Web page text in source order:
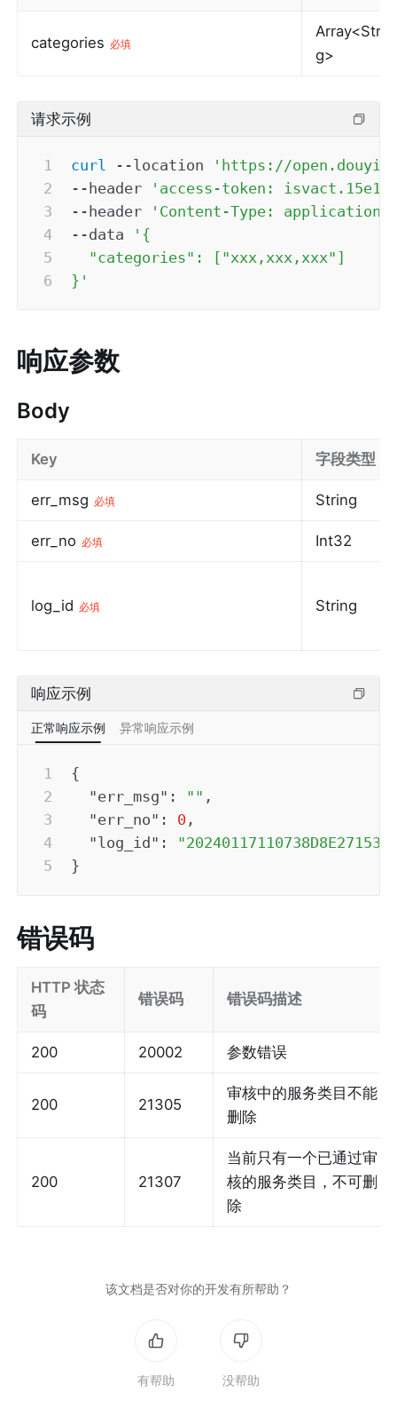
categories 必填
Array<Strin
g>
请求示例
curl --location
'https://
--header
'access-token:
--header
'Content-Type:
--data
'{
  "categories": ["xxx,xxx,xxx"]
}'
响应参数
Body
Key 字段类型
err_msg 必填 String
err_no 必填 Int32
log_id 必填 String
响应示例
正常响应示例 异常响应示例
{
"err_msg" : "" ,
"err_no" : 0 ,
"log_id" :
}
错误码
HTTP 状态
码
错误码 错误码描述
200 20002 参数错误
200 21305
审核中的服务类目不能
删除
200 21307
当前只有一个已通过审
核的服务类目，不可删
除
该文档是否对你的开发有所帮助？
有帮助 没帮助